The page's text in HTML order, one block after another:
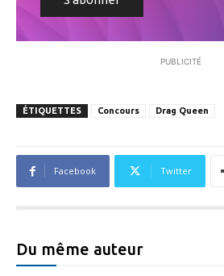
PUBLICITÉ
ÉTIQUETTES Concours Drag Queen
Facebook Twitter
Du même auteur